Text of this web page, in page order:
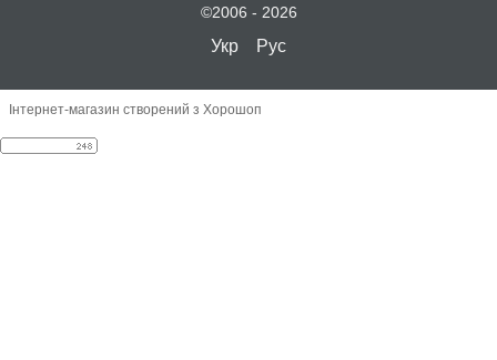
©2006 - 2026
Укр Рус
Інтернет-магазин створений з Хорошоп